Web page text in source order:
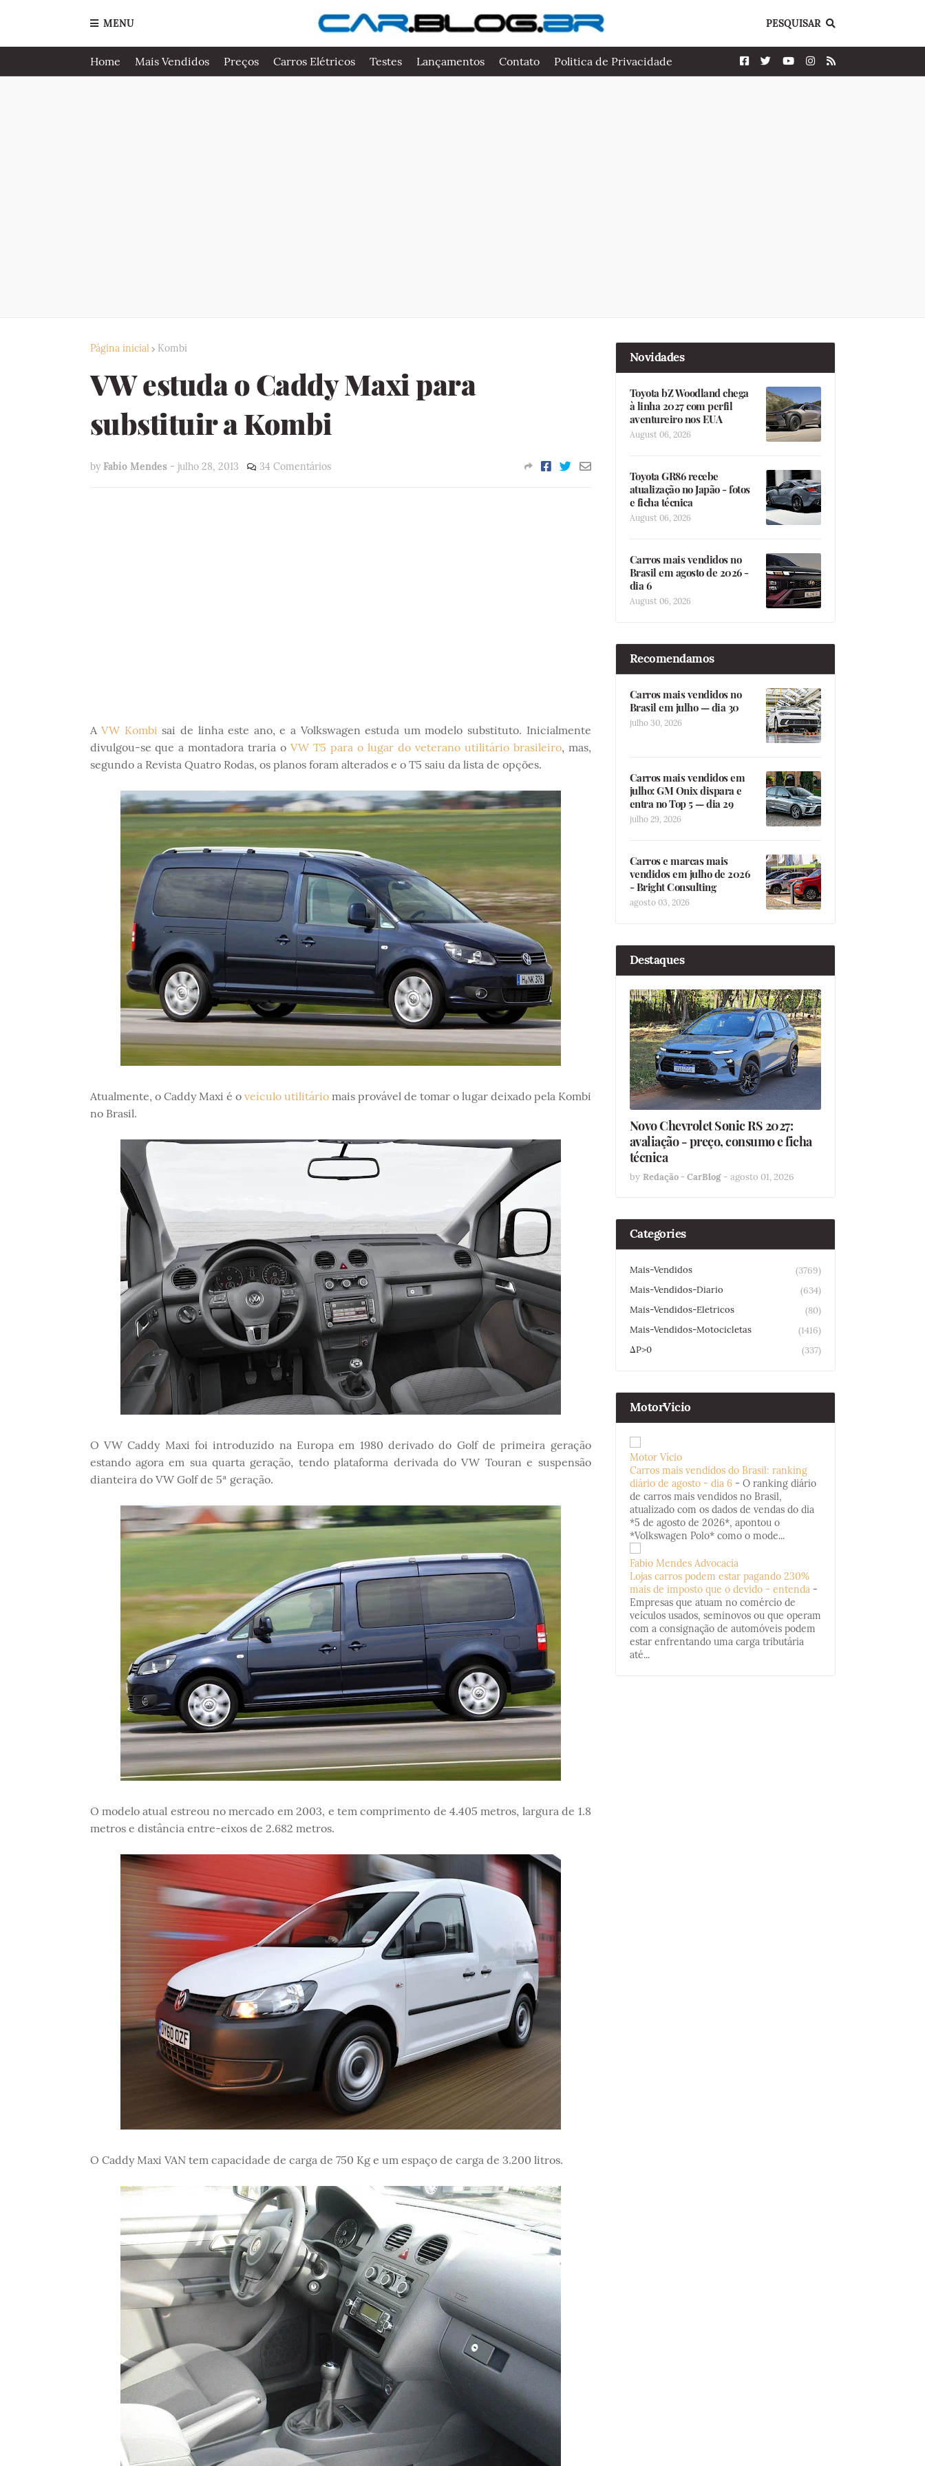
MENU PESQUISAR
Home Mais Vendidos Preços Carros Elétricos Testes Lançamentos Contato Politica de Privacidade
Página inicial Kombi
VW estuda o Caddy Maxi para
substituir a Kombi
by Fabio Mendes - julho 28, 2013 34 Comentários
AVW Kombi sai de linha este ano, e a Volkswagen estuda um modelo substituto. Inicialmente
divulgou-se que a montadora traria oVW T5 para o lugar do veterano utilitário brasileiro, mas,
segundo a Revista Quatro Rodas, os planos foram alterados e o T5 saiu da lista de opções.
Atualmente, o Caddy Maxi é o veículo utilitáriomais provável de tomar o lugar deixado pela Kombi
no Brasil.
O VW Caddy Maxi foi introduzido na Europa em 1980 derivado do Golf de primeira geração
estando agora em sua quarta geração, tendo plataforma derivada do VW Touran e suspensão
dianteira do VW Golf de 5ª geração.
O modelo atual estreou no mercado em 2003, e tem comprimento de 4.405 metros, largura de 1.8
metros e distância entre-eixos de 2.682 metros.
O Caddy Maxi VAN tem capacidade de carga de 750 Kg e um espaço de carga de 3.200 litros.
Novidades
Toyota bZ Woodland chega
à linha 2027 com perfil
aventureiro nos EUA
August 06, 2026
Toyota GR86 recebe
atualização no Japão - fotos
e ficha técnica
August 06, 2026
Carros mais vendidos no
Brasil em agosto de 2026 -
dia 6
August 06, 2026
Recomendamos
Carros mais vendidos no
Brasil em julho — dia 30
julho 30, 2026
Carros mais vendidos em
julho: GM Onix dispara e
entra no Top 5 — dia 29
julho 29, 2026
Carros e marcas mais
vendidos em julho de 2026
- Bright Consulting
agosto 03, 2026
Destaques
Novo Chevrolet Sonic RS 2027:
avaliação - preço, consumo e ficha
técnica
by Redação - CarBlog - agosto 01, 2026
Categories
Mais-Vendidos
(3769)
Mais-Vendidos-Diario
(634)
Mais-Vendidos-Eletricos
(80)
Mais-Vendidos-Motocicletas
(1416)
ΔP>0
(337)
MotorVicio
Motor Vício
Carros mais vendidos do Brasil: ranking
diário de agosto - dia 6 - O ranking diário
de carros mais vendidos no Brasil,
atualizado com os dados de vendas do dia
*5 de agosto de 2026*, apontou o
*Volkswagen Polo* como o mode...
Fabio Mendes Advocacia
Lojas carros podem estar pagando 230%
mais de imposto que o devido - entenda -
Empresas que atuam no comércio de
veículos usados, seminovos ou que operam
com a consignação de automóveis podem
estar enfrentando uma carga tributária
até...